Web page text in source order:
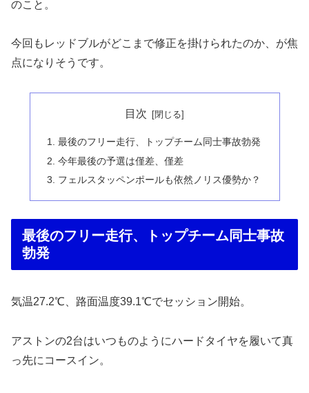
のこと。
今回もレッドブルがどこまで修正を掛けられたのか、が焦
点になりそうです。
目次
最後のフリー走行、トップチーム同士事故勃発
今年最後の予選は僅差、僅差
フェルスタッペンポールも依然ノリス優勢か？
最後のフリー走行、トップチーム同士事故
勃発
気温27.2℃、路面温度39.1℃でセッション開始。
アストンの2台はいつものようにハードタイヤを履いて真
っ先にコースイン。